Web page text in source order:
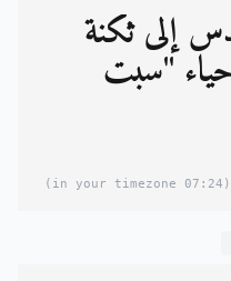
إلى ثكنة
"سبت
(07:24 in your timezone)